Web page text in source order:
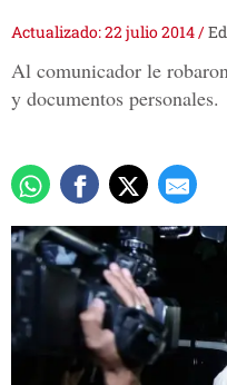
Actualizado: 22 julio 2014/
Al comunicador le
y documentos personales.